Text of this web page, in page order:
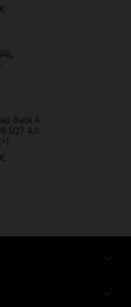
Back À
SQ7 4,0